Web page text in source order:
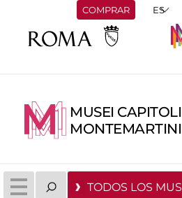
COMPRAR
MUSEI
MONTEMARTINI
TODOS LOS